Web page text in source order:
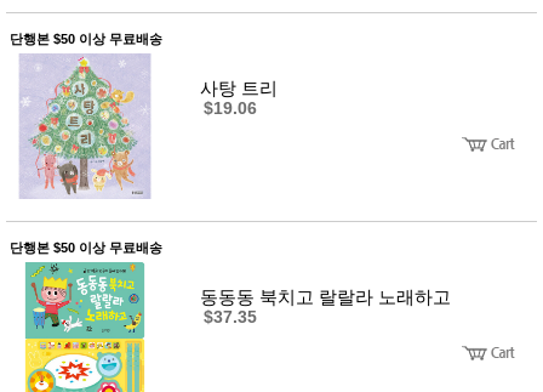
유
아
놀이방
매트
DVD
유아 보
드(칠
판)
조형물
DIY
유아 이
유식
아기띠/
외출용
품
건강/미
용/식기
용품
성장발
달교육
용품
단행본 $50 이상 무료배송
사탕 트리
$19.06
단행본 $50 이상 무료배송
동동동 북치고 랄랄라 노래하고
$37.35